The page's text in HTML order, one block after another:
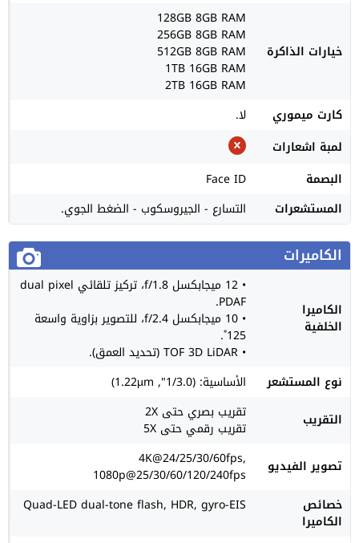
خيارات الذاكرة
128GB 8GB RAM
256GB 8GB RAM
512GB 8GB RAM
1TB 16GB RAM
2TB 16GB RAM
كارت ميموري
لا.
لمبة اشعارات
البصمة
Face ID
المستشعرات
التسارع - الجيروسكوب - الضغط الجوي.
الكاميرات
الكاميرا
الخلفية
• 12 ميجابكسل f/1.8، تركيز تلقائي dual pixel
PDAF.
• 10 ميجابكسل f/2.4، للتصوير بزاوية واسعة
125˚.
• TOF 3D LiDAR (تحديد العمق).
نوع المستشعر
الأساسية: (1/3.0", 1.22µm)
التقريب
تقريب بصري حتى 2X
تقريب رقمي حتى 5X
تصوير الفيديو
4K@24/25/30/60fps,
1080p@25/30/60/120/240fps
خصائص
الكاميرا
Quad-LED dual-tone flash, HDR, gyro-EIS